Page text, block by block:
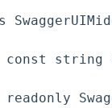
const string
readonly